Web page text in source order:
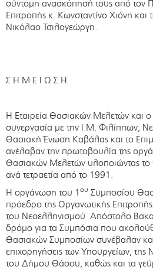
σύντομη ανασκόπησή τους από τον
Επιτροπής κ. Κωνσταντίνο Χιόνη και
Νικόλαο Τσιλογεώργη.
Σ Η Μ Ε Ι Ω Σ Η
Η Εταιρεία Θασιακών Μελετών και
συνεργασία με την Ι.Μ. Φιλίππων,
Θασιακή Ένωση Καβάλας και το
ανέλαβαν την πρωτοβουλία της
Θασιακών Μελετών υλοποιώντας
ανά τετραετία από το 1991.
Η οργάνωση του 1 ου Συμποσίου
πρόεδρο της Οργανωτικής
του Νεοελληνισμού Απόστολο
δρόμο για τα Συμπόσια που
Θασιακών Συμποσίων συνέβαλαν και
επιχορηγήσεις των Υπουργείων,
του Δήμου Θάσου, καθώς και τα